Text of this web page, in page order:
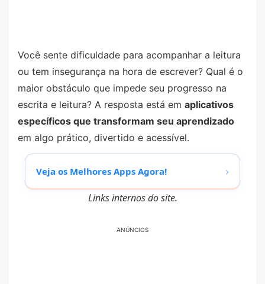
Você sente dificuldade para acompanhar a leitura
ou tem insegurança na hora de escrever? Qual é o
maior obstáculo que impede seu progresso na
escrita e leitura? A resposta está em aplicativos
específicos que transformam seu aprendizado
em algo prático, divertido e acessível.
Veja os Melhores Apps Agora! ›
Links internos do site.
ANÚNCIOS